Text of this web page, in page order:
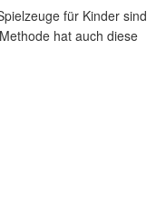
für Kinder sind
hat auch diese